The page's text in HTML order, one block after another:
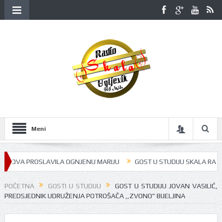
Meni
PROSLAVILA OGNJENU MARIJU GOST U STUDIJU SKALA RADIJA
POČETNA GOSTI U STUDIJU
GOST U STUDIJU JOVAN VASILIĆ,
PREDSJEDNIK UDRUŽENJA POTROŠAČA ,,ZVONO” BIJELJINA